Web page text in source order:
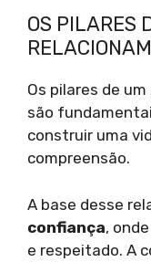
OS PILARES
Os pilares de um
são
construir uma
compreensão.
A base desse
confiança,
e respeitado. A